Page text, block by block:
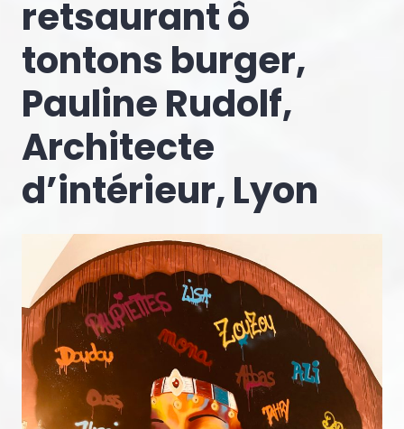
retsaurant ô
tontons burger,
Pauline Rudolf,
Architecte
d’intérieur, Lyon